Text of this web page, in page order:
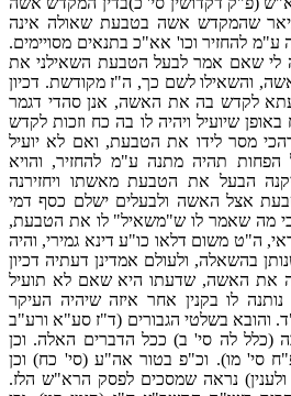
שהמקדש אשה בטבעת שאולה אינה
להחזיר וכו' אא"כ בתנאים מסויימים.
שאם אמר לבעל הטבעת השאילני את
והשאילו לשם כך, ה"ז מקודשת. דכיון
לקדש בה את האשה, אנן סהדי דגמר
באופן שיועיל ויהיה לו בה כח וזכות לקדש
מסר לידו את הטבעת, ואם לא יועיל
תהיה מתנה ע"מ להחזיר, והויא
הבעל את הטבעת מאשתו ויחזירנה
אצל האשה ולבעלים ישלם כסף דמי
מה שאמר לו ש"משאיל" לו את הטבעת,
ה"ט משום דלאו כו"ע דינא גמירי, והיה
בהשאלה, ולעולם אמדינן דעתיה דכיון
את האשה, שדעתו היא שאם לא תועיל
לו בקנין אחר איזה שיהיה העיקר
והובא בשלטי הגבורים (ד"ז סע"א ורע"ב
(כלל לה סי' ב) ככל הדברים האלה. וכן
סי' מו). וכ"פ בטור אה"ע (סי' כח) וכן
נראה שמסכים לפסק הרא"ש הלז.